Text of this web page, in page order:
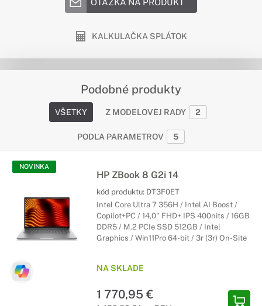
OTÁZKA NA PRODUKT
KALKULAČKA SPLÁTOK
Podobné produkty
VŠETKY Z MODELOVEJ RADY 2
PODĽA PARAMETROV 5
NOVINKA
HP ZBook 8 G2i 14
kód produktu: DT3F0ET
Intel Core Ultra 7 356H / Intel AI Boost /
Copilot+PC / 14,0" FHD+ IPS 400nits / 16GB
DDR5 / M.2 PCIe SSD 512GB / Intel
Graphics / Win11Pro 64-bit / 3r (3r) On-Site
NA SKLADE
1 770,95 €